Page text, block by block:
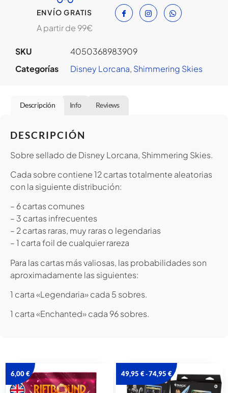
ENVÍO GRATIS
A partir de 99€
SKU
4050368983909
Categorías
Disney Lorcana, Shimmering Skies
Descripción Info Reviews
DESCRIPCIÓN
Sobre sellado de Disney Lorcana, Shimmering Skies.
Cada sobre contiene 12 cartas totalmente aleatorias
con la siguiente distribución:
– 6 cartas comunes
– 3 cartas infrecuentes
– 2 cartas raras, muy raras o legendarias
– 1 carta foil de cualquier rareza
Para las cartas más valiosas, las probabilidades son
aproximadamente las siguientes:
1 carta «Legendaria» cada 5 sobres.
1 carta «Enchanted» cada 96 sobres.
6,00€ 49,95 €-74,95 €